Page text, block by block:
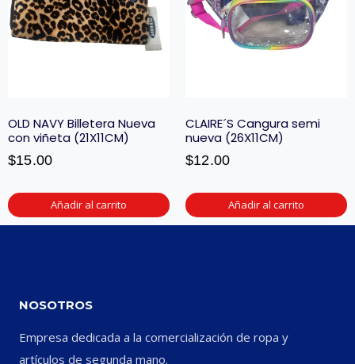
OLD NAVY Billetera Nueva
con viñeta (21X11CM)
$15.00
Añadir al carrito
CLAIRE´S Cangura semi
nueva (26X11CM)
$12.00
Añadir al carrito
NOSOTROS
Empresa dedicada a la comercialización de ropa y
artículos de segunda mano.